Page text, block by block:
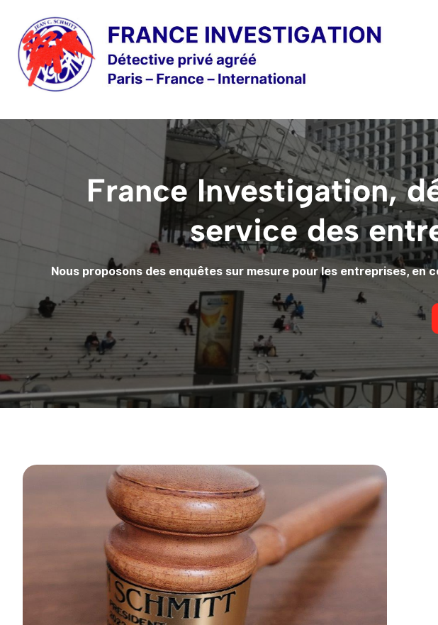
France Investigation,
service des
Nous proposons des enquêtes sur mesure pour les entreprises,